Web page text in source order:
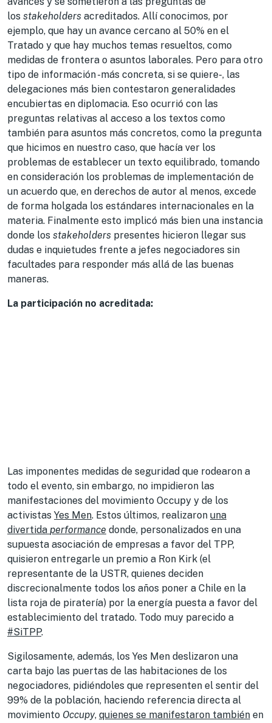
los stakeholders acreditados. Allí conocimos, por
ejemplo, que hay un avance cercano al 50% en el
Tratado y que hay muchos temas resueltos, como
medidas de frontera o asuntos laborales. Pero para otro
tipo de información -más concreta, si se quiere-, las
delegaciones más bien contestaron generalidades
encubiertas en diplomacia. Eso ocurrió con las
preguntas relativas al acceso a los textos como
también para asuntos más concretos, como la pregunta
que hicimos en nuestro caso, que hacía ver los
problemas de establecer un texto equilibrado, tomando
en consideración los problemas de implementación de
un acuerdo que, en derechos de autor al menos, excede
de forma holgada los estándares internacionales en la
materia. Finalmente esto implicó más bien una instancia
donde los stakeholders presentes hicieron llegar sus
dudas e inquietudes frente a jefes negociadores sin
facultades para responder más allá de las buenas
maneras.
La participación no acreditada:
Las imponentes medidas de seguridad que rodearon a
todo el evento, sin embargo, no impidieron las
manifestaciones del movimiento Occupy y de los
activistas Yes Men. Estos últimos, realizaron una
divertida performance donde, personalizados en una
supuesta asociación de empresas a favor del TPP,
quisieron entregarle un premio a Ron Kirk (el
representante de la USTR, quienes deciden
discrecionalmente todos los años poner a Chile en la
lista roja de piratería) por la energía puesta a favor del
establecimiento del tratado. Todo muy parecido a
#SiTPP.
Sigilosamente, además, los Yes Men deslizaron una
carta bajo las puertas de las habitaciones de los
negociadores, pidiéndoles que representen el sentir del
99% de la población, haciendo referencia directa al
movimiento Occupy, quienes se manifestaron también en